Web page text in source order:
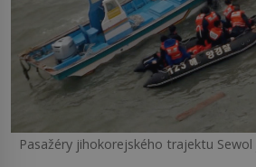
Pasažéry jihokorejského trajektu